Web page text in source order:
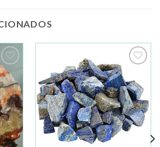
a la
de
a la
lista de
deseos